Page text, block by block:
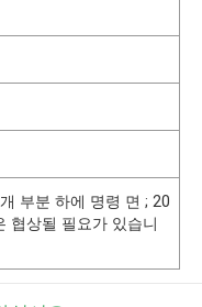
부분 하에 명령 면 ; 20
협상될 필요가 있습니